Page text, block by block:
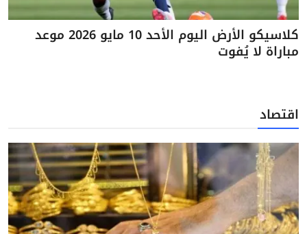
كلاسيكو الأرض اليوم الأحد 10 مايو 2026 موعد
مباراة لا يُفوت
اقتصاد